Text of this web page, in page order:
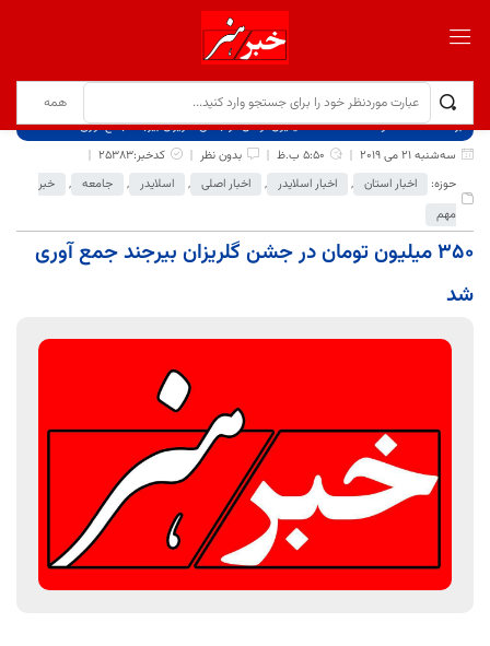
برگ نخست نوشته‌ها
350 میلیون تومان در جشن گلریزان بیرجند جمع آوری شد
سه‌شنبه 21 می 2019
5:50 ب.ظ بدون نظر
کدخبر:25383
حوزه:
اخبار استان , اخبار اسلایدر , اخبار اصلی , اسلایدر , جامعه ,
خبر
مهم
350 میلیون تومان در جشن گلریزان بیرجند جمع آوری
شد